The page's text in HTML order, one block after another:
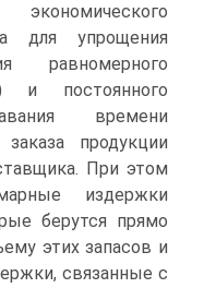
экономического
для упрощения
равномерного
и постоянного
времени
продукции
При этом
издержки
берутся прямо
этих запасов и
связанные с